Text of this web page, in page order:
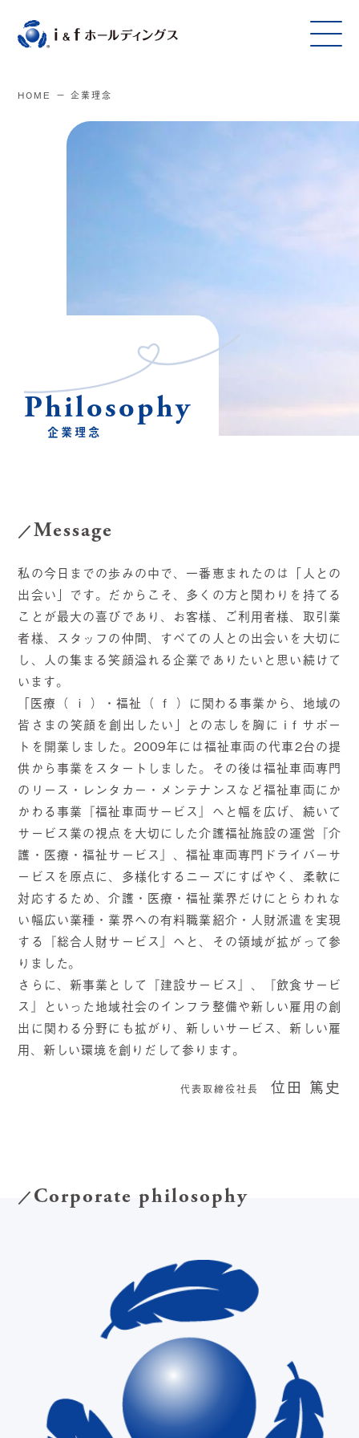
HOME 企業理念
Philosophy
企業理念
Message
私の今日までの歩みの中で、一番恵まれたのは「人との
出会い」です。だからこそ、多くの方と関わりを持てる
ことが最大の喜びであり、お客様、ご利用者様、取引業
者様、スタッフの仲間、すべての人との出会いを大切に
し、人の集まる笑顔溢れる企業でありたいと思い続けて
います。
「医療（ ｉ ）・福祉（ ｆ ）に関わる事業から、地域の
皆さまの笑顔を創出したい」との志しを胸に i f サポー
トを開業しました。2009年には福祉車両の代車2台の提
供から事業をスタートしました。その後は福祉車両専門
のリース・レンタカー・メンテナンスなど福祉車両にか
かわる事業『福祉車両サービス』へと幅を広げ、続いて
サービス業の視点を大切にした介護福祉施設の運営『介
護・医療・福祉サービス』、福祉車両専門ドライバーサ
ービスを原点に、多様化するニーズにすばやく、柔軟に
対応するため、介護・医療・福祉業界だけにとらわれな
い幅広い業種・業界への有料職業紹介・人財派遣を実現
する『総合人財サービス』へと、その領域が拡がって参
りました。
さらに、新事業として『建設サービス』、『飲食サービ
ス』といった地域社会のインフラ整備や新しい雇用の創
出に関わる分野にも拡がり、新しいサービス、新しい雇
用、新しい環境を創りだして参ります。
代表取締役社長 位田 篤史
Corporate philosophy